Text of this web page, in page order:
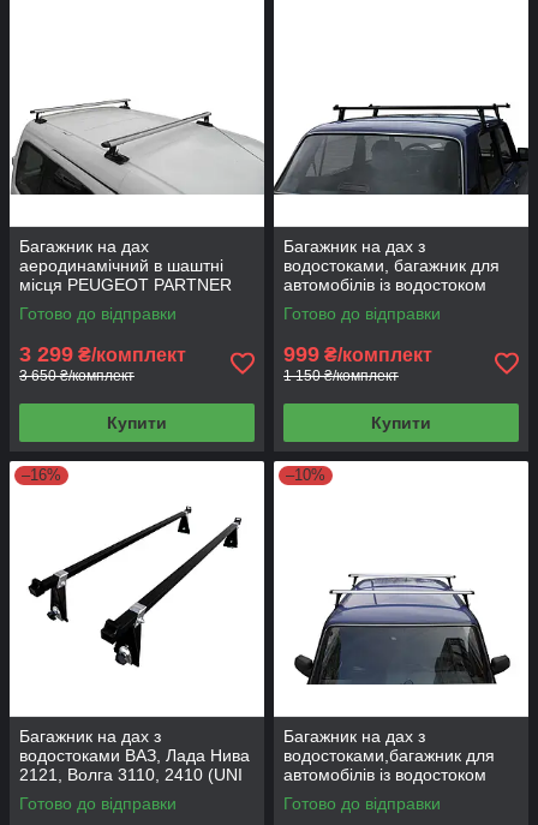
Багажник на дах
аеродинамічний в шаштні
місця PEUGEOT PARTNER
(АЭРО)
Готово до відправки
3 299 ₴/комплект
3 650 ₴/комплект
Купити
Багажник на дах з
водостоками, багажник для
автомобілів із водостоком
ВАЗ, Таврія, Кадет (UNI 128
см)
Готово до відправки
999 ₴/комплект
1 150 ₴/комплект
Купити
–16%
Багажник на дах з
водостоками ВАЗ, Лада Нива
2121, Волга 3110, 2410 (UNI
140 см)
Готово до відправки
–10%
Багажник на дах з
водостоками,багажник для
автомобілів із водостоком
ВАЗ, Таврія, Кадет (UNI
AERO)
Готово до відправки